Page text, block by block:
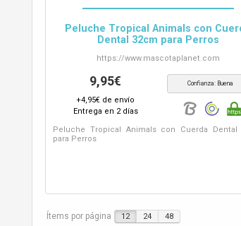
Peluche Tropical Animals con
Dental 32cm para Perros
https://www.mascotaplanet.com
9,95€
+4,95€ de envío
Entrega en 2 días
Confianza: Buena
Peluche Tropical Animals con Cuerda Dental
para Perros
Ítems por página 12 24 48